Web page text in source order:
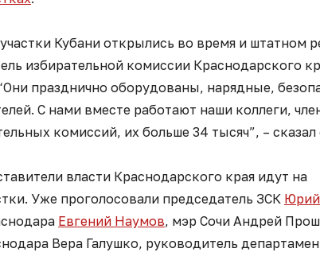
Кубани открылись во время и штатном
избирательной комиссии Краснодарского
празднично оборудованы, нарядные,
С нами вместе работают наши коллеги,
комиссий, их больше 34 тысяч”, – сказал
власти Краснодарского края идут на
Уже проголосовали председатель ЗСК Юрий
Евгений Наумов, мэр Сочи Андрей
Вера Галушко, руководитель